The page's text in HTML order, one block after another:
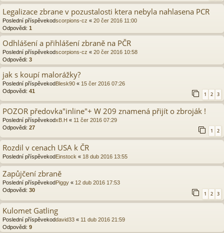
Legalizace zbrane v pozustalosti ktera nebyla nahlasena PCR
Poslední příspěvekodscorpions-cz « 20 čer 2016 11:00
Odpovědi: 1
Odhlášení a přihlášení zbraně na PČR
Poslední příspěvekodscorpions-cz « 20 čer 2016 10:58
Odpovědi: 3
jak s koupí malorážky?
Poslední příspěvekodBlesk90 « 15 čer 2016 07:26
Odpovědi: 41
1 2 3
POZOR předovka"inline"+ W 209 znamená přijít o zbroják !
Poslední příspěvekodxB.H « 11 čer 2016 07:29
Odpovědi: 27
1 2
Rozdil v cenach USA k ČR
Poslední příspěvekod Einstock « 18 dub 2016 13:55
Zapůjčení zbraně
Poslední příspěvekod Piggy « 12 dub 2016 17:53
Odpovědi: 30
1 2 3
Kulomet Gatling
Poslední příspěvekoddavid33 « 11 dub 2016 21:59
Odpovědi: 9